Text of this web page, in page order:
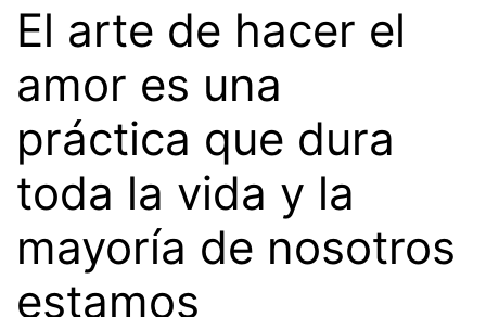
El arte de hacer el
amor es una
práctica que dura
toda la vida y la
mayoría de nosotros
estamos